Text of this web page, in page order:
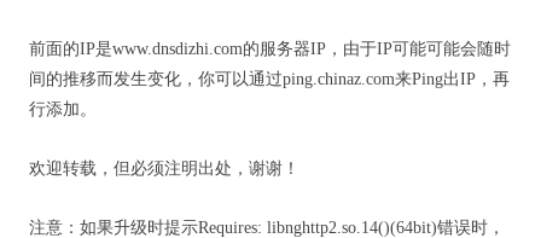
前面的IP是www.dnsdizhi.com的服务器IP，由于IP可能可能会随时
间的推移而发生变化，你可以通过ping.chinaz.com来Ping出IP，再
行添加。
欢迎转载，但必须注明出处，谢谢！
注意：如果升级时提示Requires: libnghttp2.so.14()(64bit)错误时，